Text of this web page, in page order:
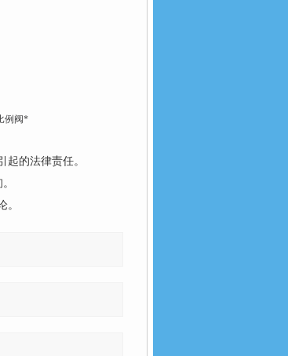
例阀*
的法律责任。
。